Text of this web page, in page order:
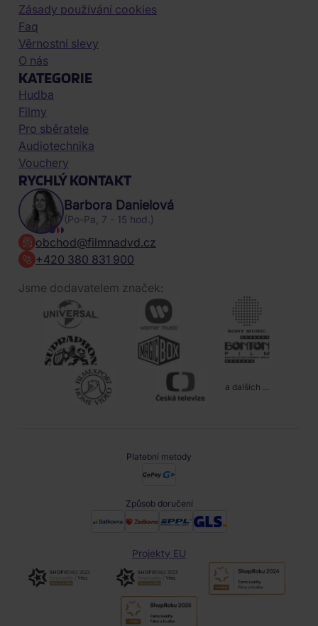
Zásady používání cookies
Faq
Věrnostní slevy
O nás
KATEGORIE
Hudba
Filmy
Pro sběratele
Audiotechnika
Vouchery
RYCHLÝ KONTAKT
Barbora Danielová
(Po-Pa, 7 - 15 hod.)
obchod@filmnadvd.cz
+420 380 831 900
Jsme dodavatelem značek:
a dalších ...
Platební metody
Způsob doručení
Projekty EU